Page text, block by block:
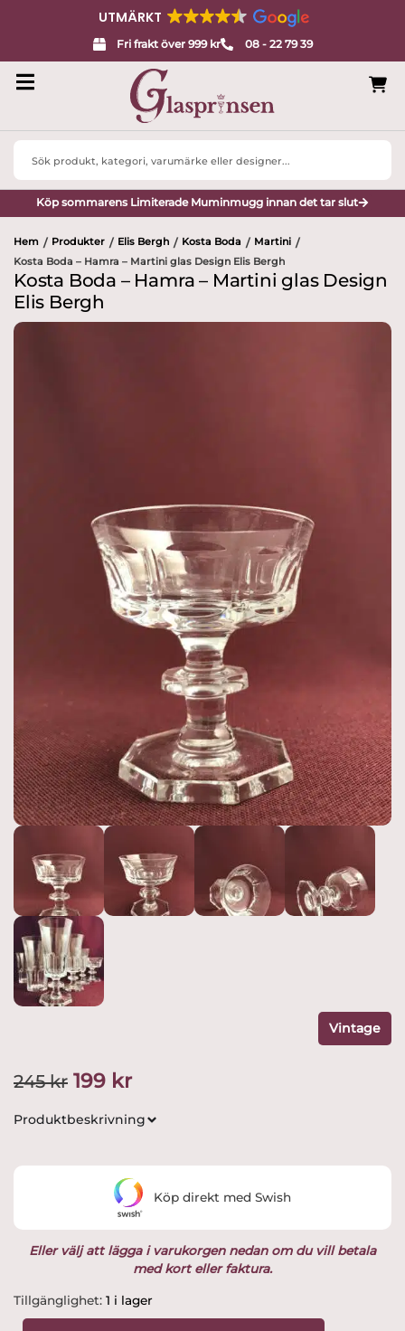
UTMÄRKT
Fri frakt över 999 kr 08 - 22 79 39
Search
Köp sommarens Limiterade Muminmugg innan det tar slut
Hem / Produkter / Elis Bergh / Kosta Boda / Martini /
Kosta Boda – Hamra – Martini glas Design Elis Bergh
Kosta Boda – Hamra – Martini glas Design
Elis Bergh
Vintage
245kr Det
ursprungliga
245 kr.
199 krDet
nuvarande
är:
199 kr.
Produktbeskrivning
Eller välj att lägga i varukorgen nedan om du vill betala
med kort eller faktura.
Tillgänglighet: 1 i lager
Kosta
Boda
Köp direkt med Swish